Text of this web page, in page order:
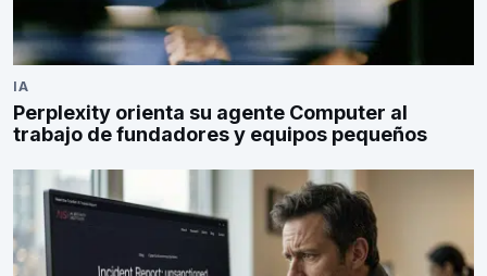
IA
Perplexity orienta su agente Computer al
trabajo de fundadores y equipos pequeños